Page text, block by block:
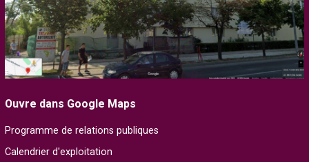
Ouvre dans Google Maps
Programme de relations publiques
Calendrier d'exploitation